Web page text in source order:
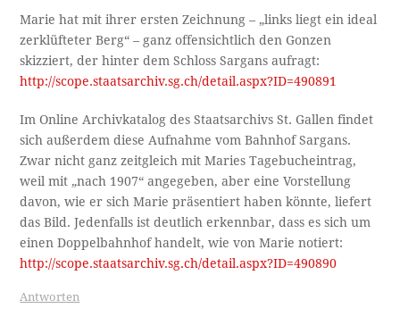
Marie hat mit ihrer ersten Zeichnung – „links liegt ein ideal
zerklüfteter Berg“ – ganz offensichtlich den Gonzen
skizziert, der hinter dem Schloss Sargans aufragt:
http://scope.staatsarchiv.sg.ch/detail.aspx?ID=490891
Im Online Archivkatalog des Staatsarchivs St. Gallen findet
sich außerdem diese Aufnahme vom Bahnhof Sargans.
Zwar nicht ganz zeitgleich mit Maries Tagebucheintrag,
weil mit „nach 1907“ angegeben, aber eine Vorstellung
davon, wie er sich Marie präsentiert haben könnte, liefert
das Bild. Jedenfalls ist deutlich erkennbar, dass es sich um
einen Doppelbahnhof handelt, wie von Marie notiert:
http://scope.staatsarchiv.sg.ch/detail.aspx?ID=490890
Antworten